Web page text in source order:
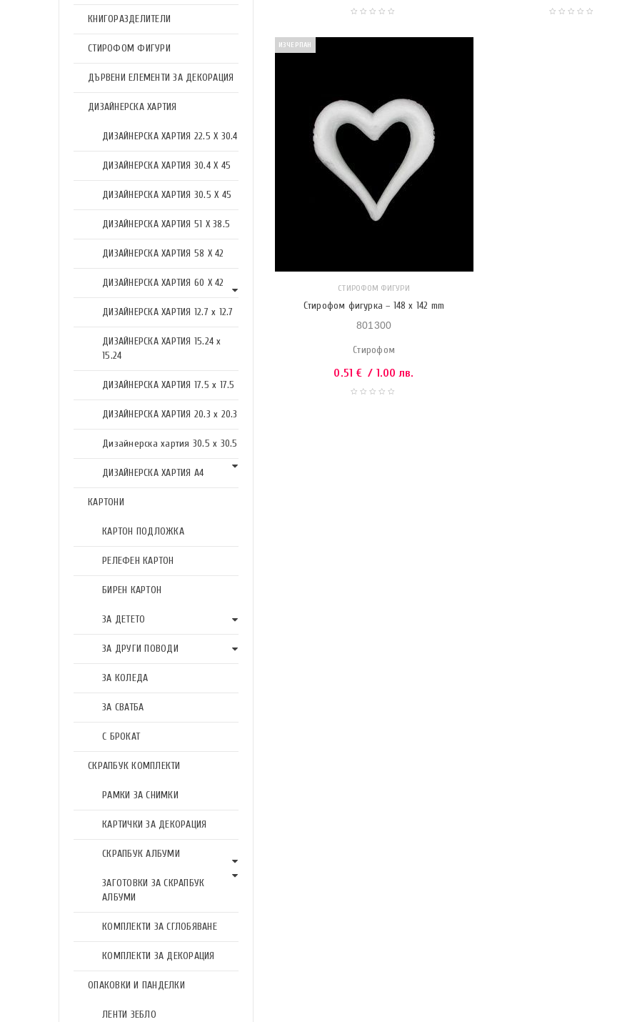
КНИГОРАЗДЕЛИТЕЛИ
СТИРОФОМ ФИГУРИ
ДЪРВЕНИ ЕЛЕМЕНТИ ЗА ДЕКОРАЦИЯ
ДИЗАЙНЕРСКА ХАРТИЯ
ДИЗАЙНЕРСКА ХАРТИЯ 22.5 X 30.4
ДИЗАЙНЕРСКА ХАРТИЯ 30.4 X 45
ДИЗАЙНЕРСКА ХАРТИЯ 30.5 X 45
ДИЗАЙНЕРСКА ХАРТИЯ 51 X 38.5
ДИЗАЙНЕРСКА ХАРТИЯ 58 X 42
ДИЗАЙНЕРСКА ХАРТИЯ 60 X 42
ДИЗАЙНЕРСКА ХАРТИЯ 12.7 x 12.7
ДИЗАЙНЕРСКА ХАРТИЯ 15.24 x
15.24
ДИЗАЙНЕРСКА ХАРТИЯ 17.5 х 17.5
ДИЗАЙНЕРСКА ХАРТИЯ 20.3 х 20.3
Дизайнерска хартия 30.5 х 30.5
ДИЗАЙНЕРСКА ХАРТИЯ А4
КАРТОНИ
КАРТОН ПОДЛОЖКА
РЕЛЕФЕН КАРТОН
БИРЕН КАРТОН
ЗА ДЕТЕТО
ЗА ДРУГИ ПОВОДИ
ЗА КОЛЕДА
ЗА СВАТБА
С БРОКАТ
СКРАПБУК КОМПЛЕКТИ
РАМКИ ЗА СНИМКИ
КАРТИЧКИ ЗА ДЕКОРАЦИЯ
СКРАПБУК АЛБУМИ
ЗАГОТОВКИ ЗА СКРАПБУК
АЛБУМИ
КОМПЛЕКТИ ЗА СГЛОБЯВАНЕ
КОМПЛЕКТИ ЗА ДЕКОРАЦИЯ
ОПАКОВКИ И ПАНДЕЛКИ
ЛЕНТИ ЗЕБЛО
ИЗЧЕРПАН
СТИРОФОМ ФИГУРИ
Стирофом фигурка – 148 x 142 mm
801300
Стирофом
0.51 € / 1.00 лв.